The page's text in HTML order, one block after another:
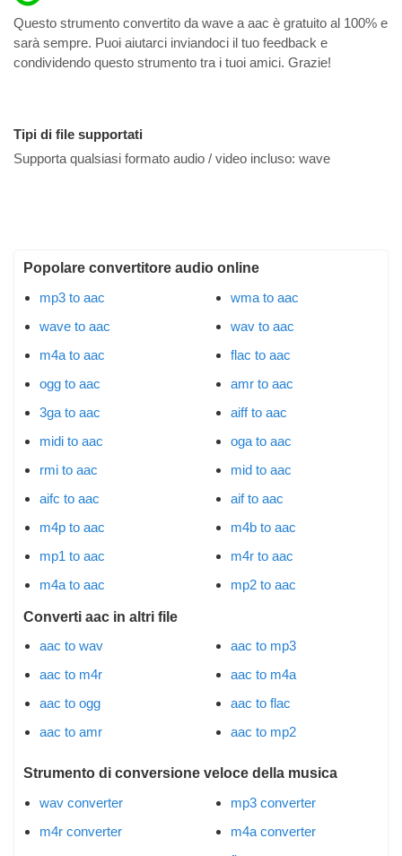
Questo strumento convertito da wave a aac è gratuito al 100% e
sarà sempre. Puoi aiutarci inviandoci il tuo feedback e
condividendo questo strumento tra i tuoi amici. Grazie!
Tipi di file supportati
Supporta qualsiasi formato audio / video incluso: wave
Popolare convertitore audio online
mp3 to aac
wave to aac
m4a to aac
ogg to aac
3ga to aac
midi to aac
rmi to aac
aifc to aac
m4p to aac
mp1 to aac
m4a to aac
wma to aac
wav to aac
flac to aac
amr to aac
aiff to aac
oga to aac
mid to aac
aif to aac
m4b to aac
m4r to aac
mp2 to aac
Converti aac in altri file
aac to wav
aac to m4r
aac to ogg
aac to amr
aac to mp3
aac to m4a
aac to flac
aac to mp2
Strumento di conversione veloce della musica
wav converter
m4r converter
mp3 converter
m4a converter